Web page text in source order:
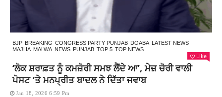
BJP BREAKING CONGRESS PARTY PUNJAB DOABA LATEST NEWS
MAJHA MALWA NEWS PUNJAB TOP 5 TOP NEWS
Like
‘ਲੋਕ ਸ਼ਰਾਫ਼ਤ ਨੂੰ ਕਮਜ਼ੋਰੀ ਸਮਝ ਲੈਂਦੇ ਆ’, ਮੇਜ਼ ਚੋਰੀ ਵਾਲੀ
ਪੋਸਟ ‘ਤੇ ਮਨਪ੍ਰੀਤ ਬਾਦਲ ਨੇ ਦਿੱਤਾ ਜਵਾਬ
Jan 18, 2026 6:59 Pm